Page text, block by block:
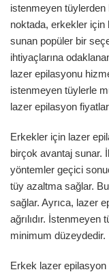
istenmeyen tüylerden
noktada, erkekler için
sunan popüler bir
ihtiyaçlarına
lazer epilasyonu
istenmeyen tüylerle
lazer epilasyon
Erkekler için lazer
birçok avantaj sunar.
yöntemler geçici
tüy azaltma sağlar.
sağlar. Ayrıca, lazer
ağrılıdır. İstenmeyen
minimum düzeydedir.
Erkek lazer epilasyon